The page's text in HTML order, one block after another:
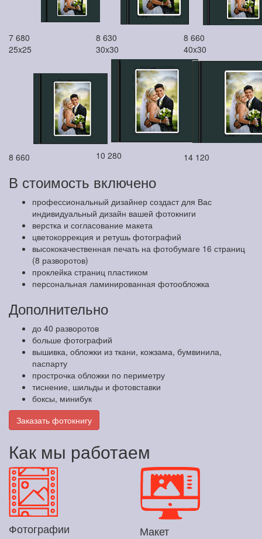
7 680 8 630
8 660
25x25
8 660
30x30
10 280
40x30
14 120
В стоимость включено
профессиональный дизайнер создаст для Вас
индивидуальный дизайн вашей фотокниги
верстка и согласование макета
цветокоррекция и ретушь фотографий
высококачественная печать на фотобумаге 16 страниц
(8 разворотов)
проклейка страниц пластиком
персональная ламинированная фотообложка
Дополнительно
до 40 разворотов
больше фотографий
вышивка, обложки из ткани, кожзама, бумвинила,
паспарту
прострочка обложки по периметру
тиснение, шильды и фотовставки
боксы, минибук
Заказать фотокнигу
Как мы работаем
Фотографии Макет